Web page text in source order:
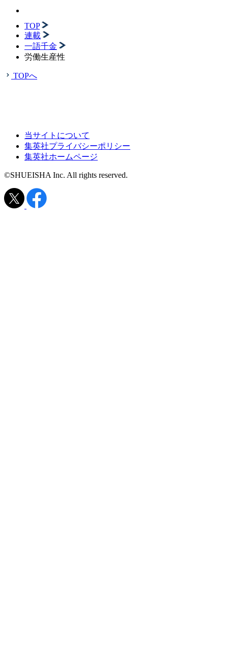
TOP
連載
一語千金
労働生産性
TOPへ
当サイトについて
集英社プライバシーポリシー
集英社ホームページ
©SHUEISHA Inc. All rights reserved.